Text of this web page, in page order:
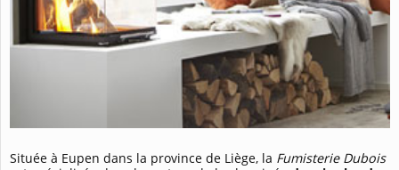
Située à Eupen dans la province de Liège, la Fumisterie Dubois